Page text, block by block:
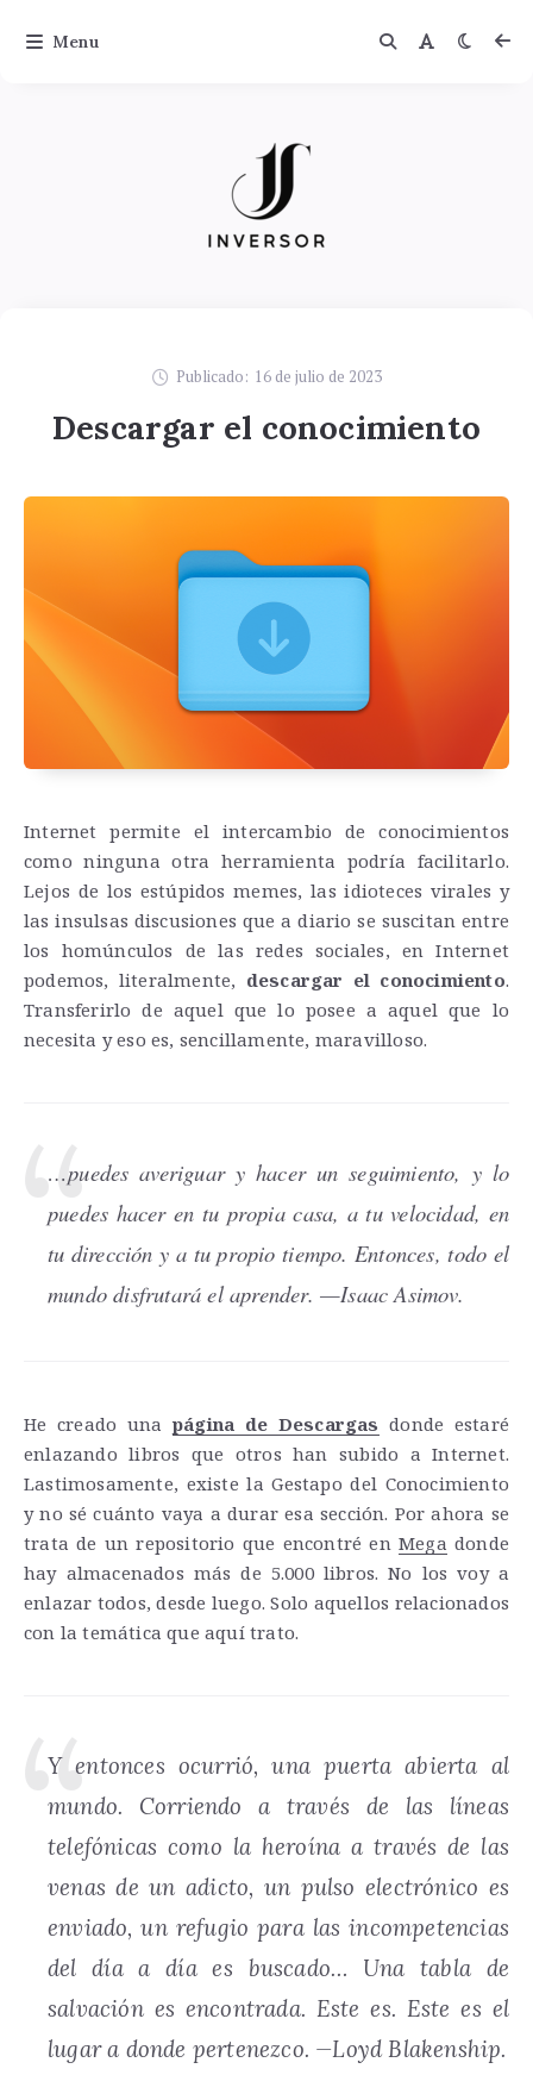
Publicado: 16 de julio de 2023
Descargar el conocimiento
Internet permite el intercambio de conocimientos
como ninguna otra herramienta podría facilitarlo.
Lejos de los estúpidos memes, las idioteces virales y
las insulsas discusiones que a diario se suscitan entre
los homúnculos de las redes sociales, en Internet
podemos, literalmente, descargar el conocimiento.
Transferirlo de aquel que lo posee a aquel que lo
necesita y eso es, sencillamente, maravilloso.
…puedes averiguar y hacer un seguimiento, y lo
puedes hacer en tu propia casa, a tu velocidad, en
tu dirección y a tu propio tiempo. Entonces, todo el
mundo disfrutará el aprender. —Isaac Asimov.
He creado una página de Descargas donde estaré
enlazando libros que otros han subido a Internet.
Lastimosamente, existe la Gestapo del Conocimiento
y no sé cuánto vaya a durar esa sección. Por ahora se
trata de un repositorio que encontré en Mega donde
hay almacenados más de 5.000 libros. No los voy a
enlazar todos, desde luego. Solo aquellos relacionados
con la temática que aquí trato.
Y entonces ocurrió, una puerta abierta al
mundo. Corriendo a través de las líneas
telefónicas como la heroína a través de las
venas de un adicto, un pulso electrónico es
enviado, un refugio para las incompetencias
del día a día es buscado… Una tabla de
salvación es encontrada. Este es. Este es el
lugar a donde pertenezco. —Loyd Blakenship.
Menu